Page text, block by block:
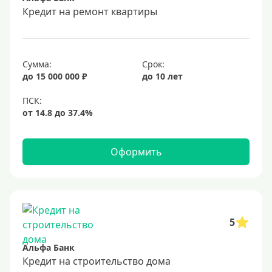
Срок
Долгосрочные
2 года
3 года
4 года
9 лет
10 лет
15 лет
Кредит на ремонт квартиры
Сумма:
до 15 000 000 ₽
Срок:
до 10 лет
Оформить
5
Альфа Банк
Кредит на строительство дома